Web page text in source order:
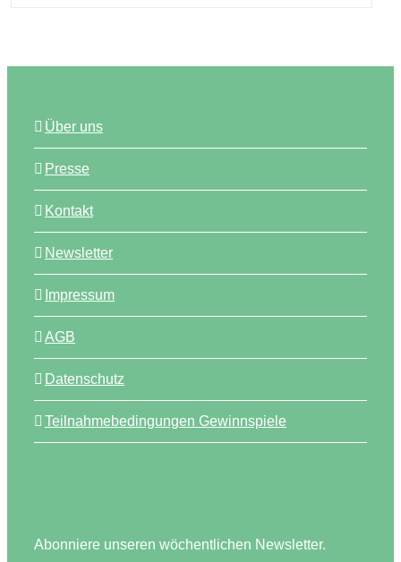
Über uns
Presse
Kontakt
Newsletter
Impressum
AGB
Datenschutz
Teilnahmebedingungen Gewinnspiele
Abonniere unseren wöchentlichen Newsletter.